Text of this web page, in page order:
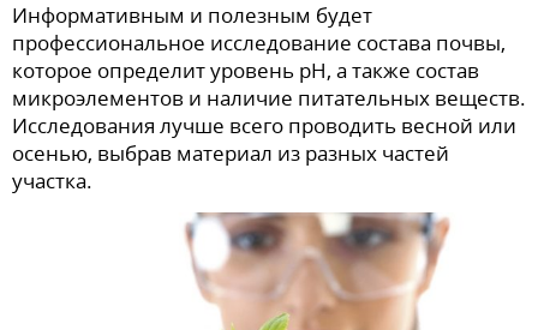
Информативным и полезным будет
профессиональное исследование состава почвы,
которое определит уровень pH, а также состав
микроэлементов и наличие питательных веществ.
Исследования лучше всего проводить весной или
осенью, выбрав материал из разных частей
участка.